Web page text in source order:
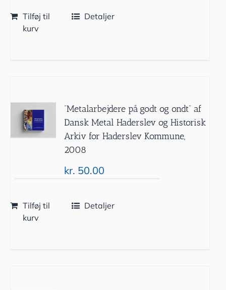
Tilføj til
kurv
Detaljer
”Metalarbejdere på godt og ondt” af
Dansk Metal Haderslev og Historisk
Arkiv for Haderslev Kommune,
2008
kr. 50.00
Tilføj til
kurv
Detaljer